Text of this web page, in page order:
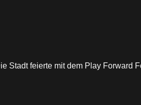
Stadt feierte mit dem Play Forward